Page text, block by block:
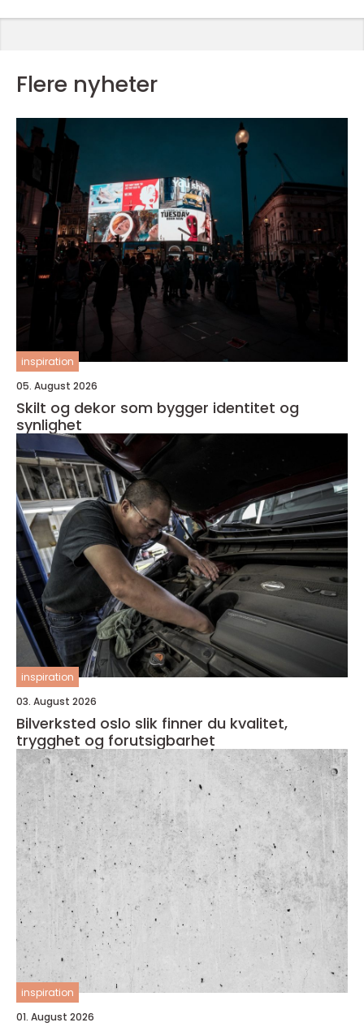
Flere nyheter
inspiration
05. August 2026
Skilt og dekor som bygger identitet og
synlighet
inspiration
03. August 2026
Bilverksted oslo slik finner du kvalitet,
trygghet og forutsigbarhet
inspiration
01. August 2026